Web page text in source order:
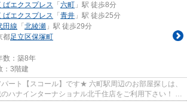
ばエクスプレス 「 六町 」駅 徒歩8分
ばエクスプレス 「 青井 」駅 徒歩25分
田線 「 北綾瀬 」駅 徒歩29分
都足立区保塚町
数：築8年
：3階建
ート【スコール】です★ 六町駅周辺のお部屋探しは、
ハナインターナショナル北千住店をご利用下さい！ 交